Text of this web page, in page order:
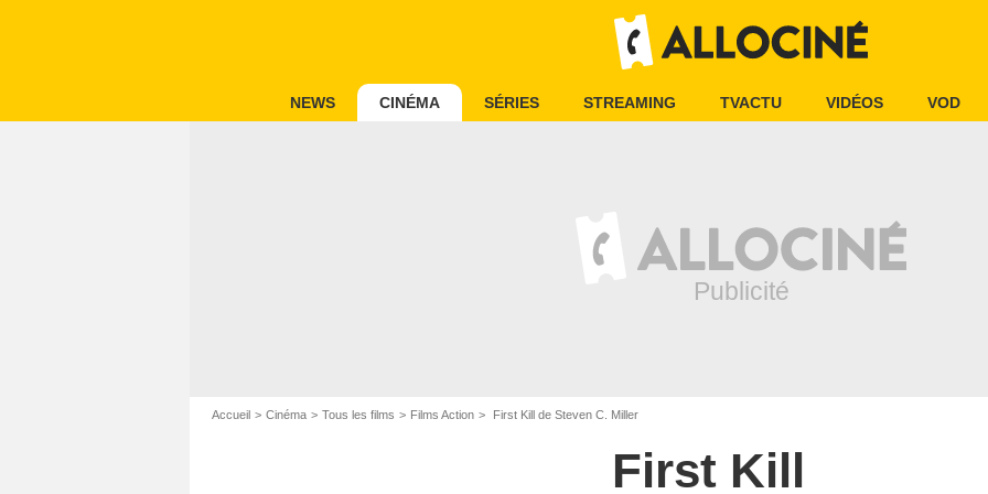
NEWS CINÉMA SÉRIES STREAMING TVACTU VIDÉOS VOD
Accueil Cinéma Tous les films Films Action First Kill de Steven C. Miller
First Kill